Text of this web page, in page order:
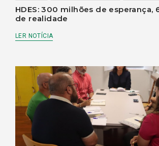
HDES: 300 milhões de esperança,
de realidade
LER NOTÍCIA